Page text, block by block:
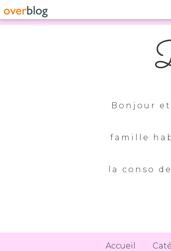
Bonjour
famille
la conso
Accueil